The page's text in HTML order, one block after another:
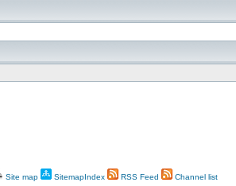
Site map SitemapIndex RSS Feed Channel list